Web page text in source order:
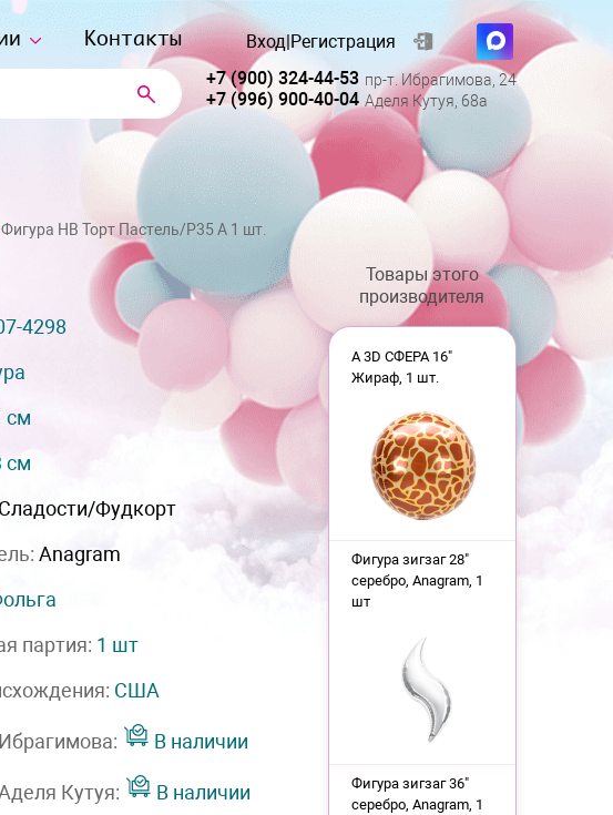
Контакты Вход|Регистрация
+7 (900) 324-44-53 пр-т. Ибрагимова, 24
+7 (996) 900-40-04 Аделя Кутуя, 68а
Фигура HB Торт Пастель/P35 А 1 шт.
4298
см
см
Сладости/Фудкорт
Anagram
партия: 1 шт
США
В наличии
Кутуя: В наличии
Товары этого
производителя
А 3D СФЕРА 16"
Жираф, 1 шт.
Фигура зигзаг 28"
серебро, Anagram, 1
шт
Фигура зигзаг 36"
серебро, Anagram, 1